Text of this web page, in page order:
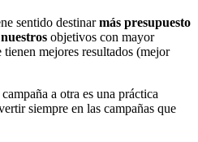
sentido destinarmás presupuesto
objetivos con mayor
mejores resultados (mejor
a otra es una práctica
siempre en las campañas que